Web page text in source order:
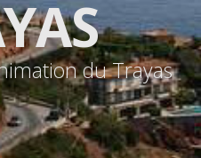
du Trayas